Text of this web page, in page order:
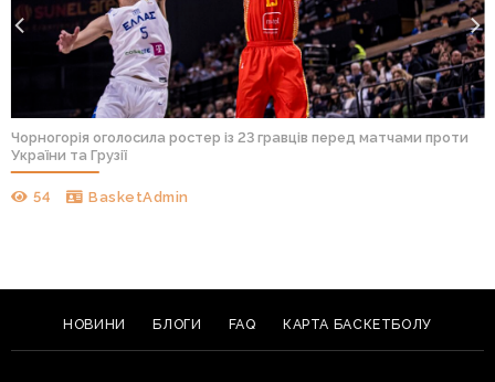
Чорногорія оголосила ростер із 23 гравців перед матчами проти
України та Грузії
54 BasketAdmin
НОВИНИ БЛОГИ FAQ КАРТА БАСКЕТБОЛУ